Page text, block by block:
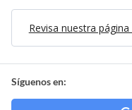
Revisa nuestra
Síguenos en: